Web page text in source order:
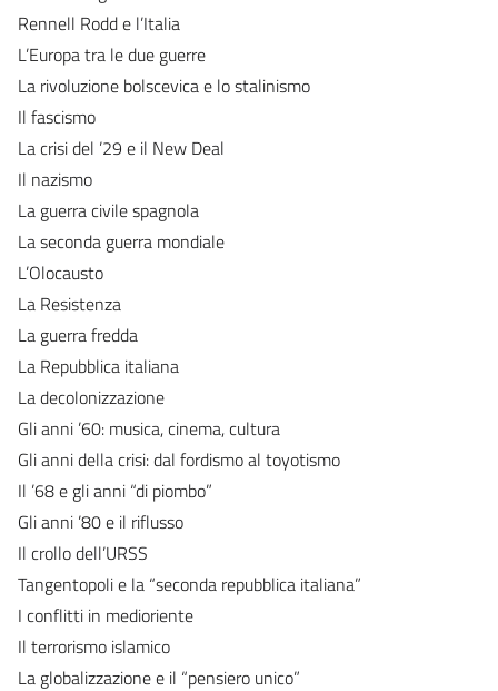
Rennell Rodd e l’Italia
L’Europa tra le due guerre
La rivoluzione bolscevica e lo stalinismo
Il fascismo
La crisi del ’29 e il New Deal
Il nazismo
La guerra civile spagnola
La seconda guerra mondiale
L’Olocausto
La Resistenza
La guerra fredda
La Repubblica italiana
La decolonizzazione
Gli anni ’60: musica, cinema, cultura
Gli anni della crisi: dal fordismo al toyotismo
Il ’68 e gli anni “di piombo”
Gli anni ’80 e il riflusso
Il crollo dell’URSS
Tangentopoli e la “seconda repubblica italiana”
I conflitti in medioriente
Il terrorismo islamico
La globalizzazione e il “pensiero unico”